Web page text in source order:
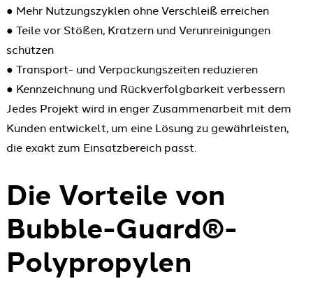
● Mehr Nutzungszyklen ohne Verschleiß erreichen
● Teile vor Stößen, Kratzern und Verunreinigungen
schützen
● Transport- und Verpackungszeiten reduzieren
● Kennzeichnung und Rückverfolgbarkeit verbessern
Jedes Projekt wird in enger Zusammenarbeit mit dem
Kunden entwickelt, um eine Lösung zu gewährleisten,
die exakt zum Einsatzbereich passt.
Die Vorteile von
Bubble-Guard®-
Polypropylen